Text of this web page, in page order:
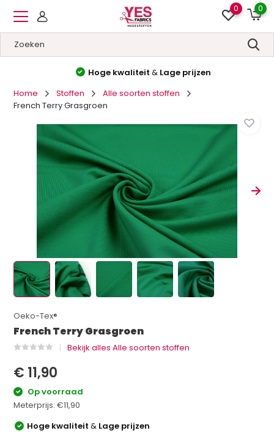
0 0
Hoge kwaliteit&Lage prijzen
Home
Stoffen
Alle soorten stoffen
French Terry Grasgroen
Oeko-Tex®
French Terry Grasgroen
Bekijk alles Alle soorten stoffen
€ 11,90
Op voorraad
Meterprijs:€11,90
Hoge kwaliteit& Lage prijzen